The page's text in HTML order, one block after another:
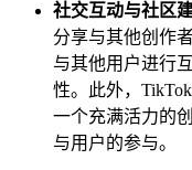
社交互动与社区
分享与其他创作
与其他用户进行
性。此外，
一个充满活力的
与用户的参与。